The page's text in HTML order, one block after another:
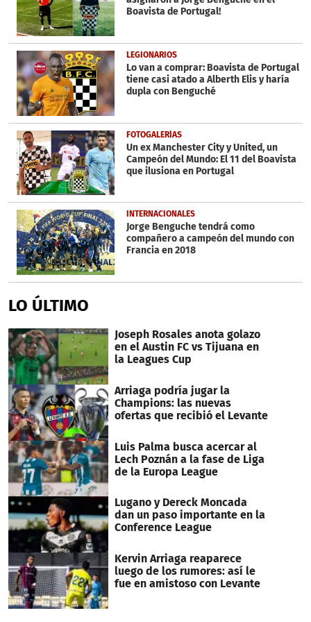
Boavista de Portugal!
LEGIONARIOS
Lo van a comprar: Boavista de Portugal
tiene casi atado a Alberth Elis y haría
dupla con Benguché
FOTOGALERÍAS
Un ex Manchester City y United, un
Campeón del Mundo: El 11 del Boavista
que ilusiona en Portugal
INTERNACIONALES
Jorge Benguche tendrá como
compañero a campeón del mundo con
Francia en 2018
LO ÚLTIMO
Joseph Rosales anota golazo
en el Austin FC vs Tijuana en
la Leagues Cup
Arriaga podría jugar la
Champions: las nuevas
ofertas que recibió el Levante
Luis Palma busca acercar al
Lech Poznán a la fase de Liga
de la Europa League
Lugano y Dereck Moncada
dan un paso importante en la
Conference League
Kervin Arriaga reaparece
luego de los rumores: así le
fue en amistoso con Levante